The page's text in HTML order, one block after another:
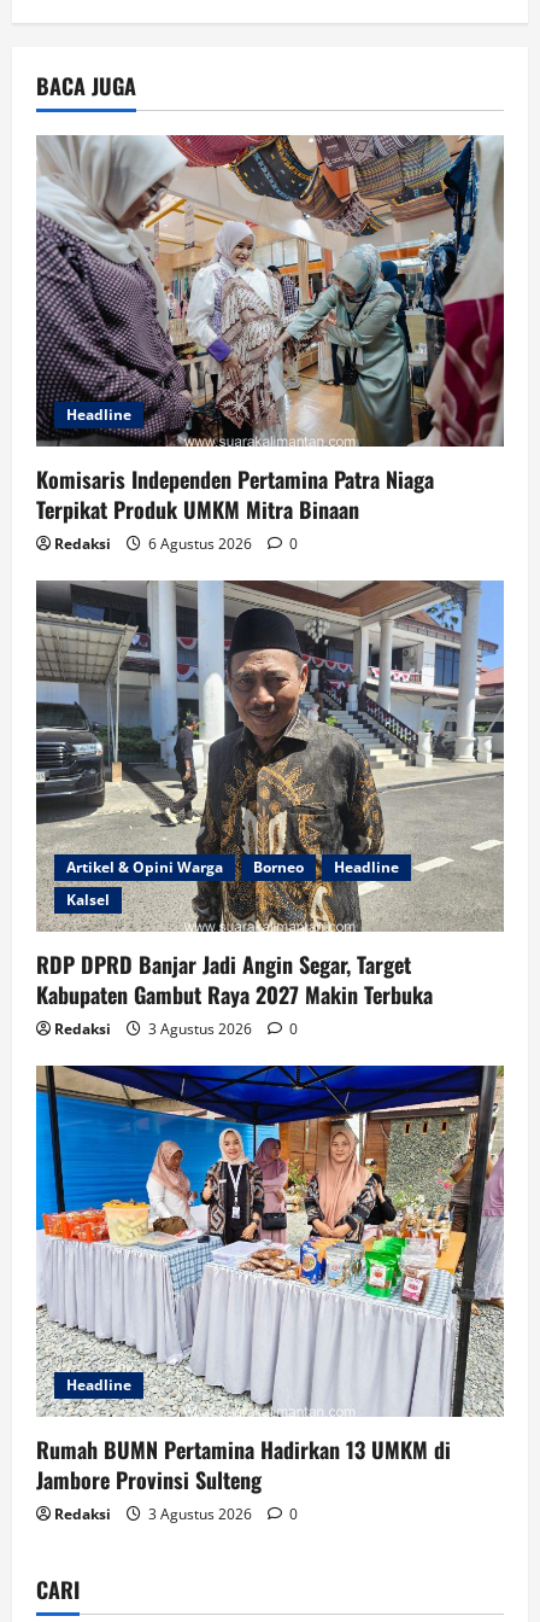
BACA JUGA
Headline
Komisaris Independen Pertamina Patra Niaga
Terpikat Produk UMKM Mitra Binaan
Redaksi 6 Agustus 2026 0
Artikel & Opini Warga Borneo
Headline
Kalsel
RDP DPRD Banjar Jadi Angin Segar, Target
Kabupaten Gambut Raya 2027 Makin Terbuka
Redaksi 3 Agustus 2026 0
Headline
Rumah BUMN Pertamina Hadirkan 13 UMKM di
Jambore Provinsi Sulteng
Redaksi 3 Agustus 2026 0
CARI